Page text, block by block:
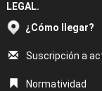
LEGAL.
¿Cómo llegar?
Suscripción a
Normatividad